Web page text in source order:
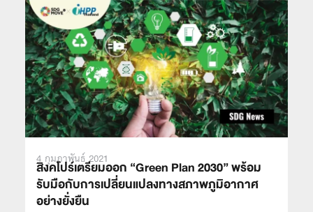
4 กุมภาพันธ์ 2021
สิงคโปร์เตรียมออก “Green Plan 2030” พร้อม
รับมือกับการเปลี่ยนแปลงทางสภาพภูมิอากาศ
อย่างยั่งยืน